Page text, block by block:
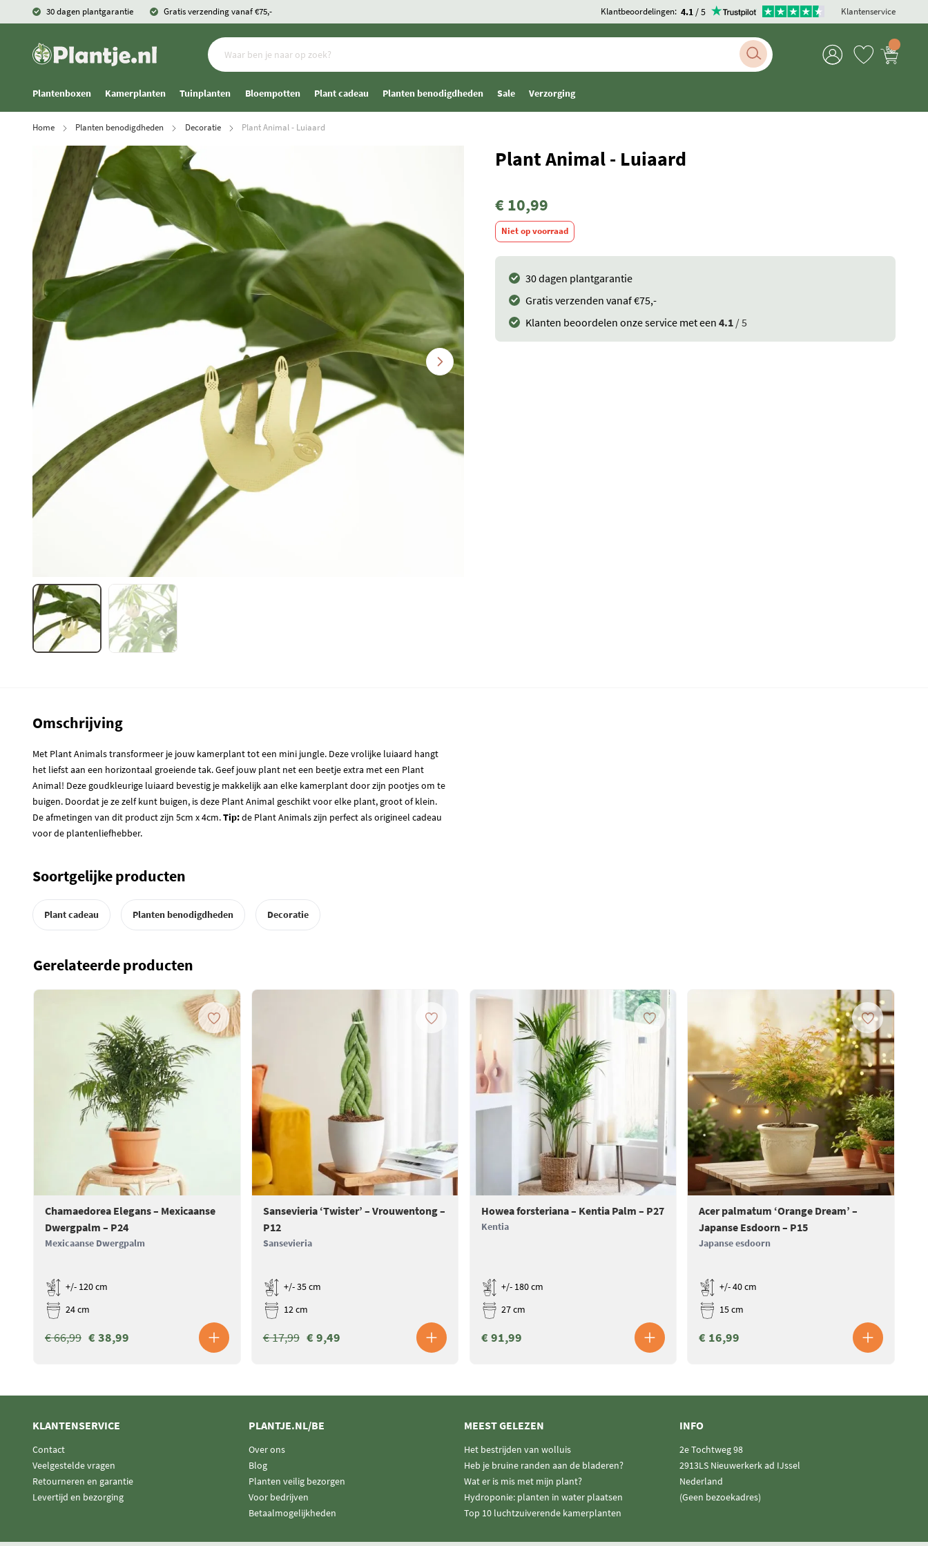
30 dagen plantgarantie Gratis verzending vanaf €75,- Klantbeoordelingen: 4.1 / 5 Klantenservice
Plantenboxen Kamerplanten Tuinplanten Bloempotten Plant cadeau Planten benodigdheden Sale Verzorging
Home Planten benodigdheden Decoratie Plant Animal - Luiaard
Plant Animal - Luiaard
€ 10,99
Niet op voorraad
30 dagen plantgarantie
Gratis verzenden vanaf €75,-
Klanten beoordelen onze service met een 4.1/ 5
Omschrijving
Met Plant Animals transformeer je jouw kamerplant tot een mini jungle. Deze vrolijke luiaard hangt
het liefst aan een horizontaal groeiende tak. Geef jouw plant net een beetje extra met een Plant
Animal! Deze goudkleurige luiaard bevestig je makkelijk aan elke kamerplant door zijn pootjes om te
buigen. Doordat je ze zelf kunt buigen, is deze Plant Animal geschikt voor elke plant, groot of klein.
De afmetingen van dit product zijn 5cm x 4cm.Tip:de Plant Animals zijn perfect als origineel cadeau
voor de plantenliefhebber.
Soortgelijke producten
Plant cadeau Planten benodigdheden Decoratie
Gerelateerde producten
Chamaedorea Elegans – Mexicaanse
Dwergpalm – P24
Mexicaanse Dwergpalm
+/- 120 cm
24 cm
€ 38,99
€ 66,99
Sansevieria ‘Twister’ – Vrouwentong –
P12
Sansevieria
+/- 35 cm
12 cm
€ 9,49
€ 17,99
Howea forsteriana – Kentia Palm – P27
Kentia
+/- 180 cm
27 cm
€ 91,99
Acer palmatum ‘Orange Dream’ –
Japanse Esdoorn – P15
Japanse esdoorn
+/- 40 cm
15 cm
€ 16,99
KLANTENSERVICE
Contact
Veelgestelde vragen
Retourneren en garantie
Levertijd en bezorging
PLANTJE.NL/BE
Over ons
Blog
Planten veilig bezorgen
Voor bedrijven
Betaalmogelijkheden
MEEST GELEZEN
Het bestrijden van wolluis
Heb je bruine randen aan de bladeren?
Wat er is mis met mijn plant?
Hydroponie: planten in water plaatsen
Top 10 luchtzuiverende kamerplanten
INFO
2e Tochtweg 98
2913LS Nieuwerkerk ad IJssel
Nederland
(Geen bezoekadres)